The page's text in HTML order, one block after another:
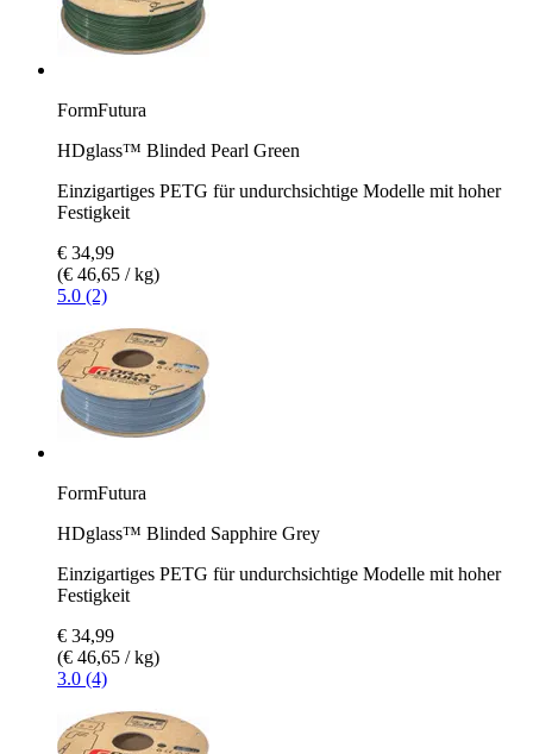
FormFutura
HDglass™ Blinded Pearl Green
Einzigartiges PETG für undurchsichtige Modelle mit hoher
Festigkeit
€ 34,99
(€ 46,65 / kg)
5.0 (2)
FormFutura
HDglass™ Blinded Sapphire Grey
Einzigartiges PETG für undurchsichtige Modelle mit hoher
Festigkeit
€ 34,99
(€ 46,65 / kg)
3.0 (4)